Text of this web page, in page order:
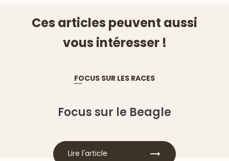
Ces articles peuvent aussi
vous intéresser !
FOCUS SUR LES RACES
Focus sur le Beagle
Lire l'article